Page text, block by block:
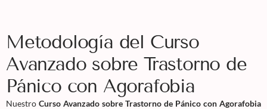
Metodología del Curso
Avanzado sobre Trastorno de
Pánico con Agorafobia
Nuestro Curso Avanzado sobre Trastorno de Pánico con Agorafobia